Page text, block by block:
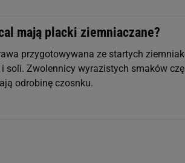
mają placki ziemniaczane?
przygotowywana ze startych
soli. Zwolennicy wyrazistych smaków
odrobinę czosnku.